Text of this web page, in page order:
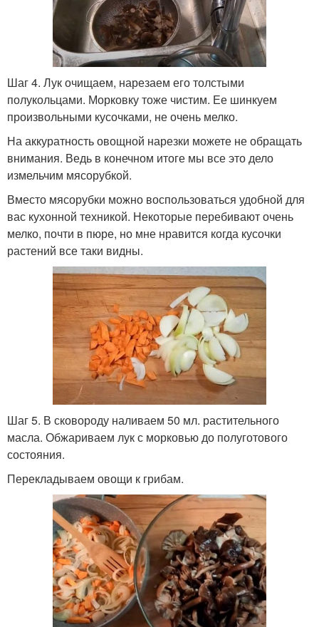
Шаг 4. Лук очищаем, нарезаем его толстыми
полукольцами. Морковку тоже чистим. Ее шинкуем
произвольными кусочками, не очень мелко.
На аккуратность овощной нарезки можете не обращать
внимания. Ведь в конечном итоге мы все это дело
измельчим мясорубкой.
Вместо мясорубки можно воспользоваться удобной для
вас кухонной техникой. Некоторые перебивают очень
мелко, почти в пюре, но мне нравится когда кусочки
растений все таки видны.
Шаг 5. В сковороду наливаем 50 мл. растительного
масла. Обжариваем лук с морковью до полуготового
состояния.
Перекладываем овощи к грибам.